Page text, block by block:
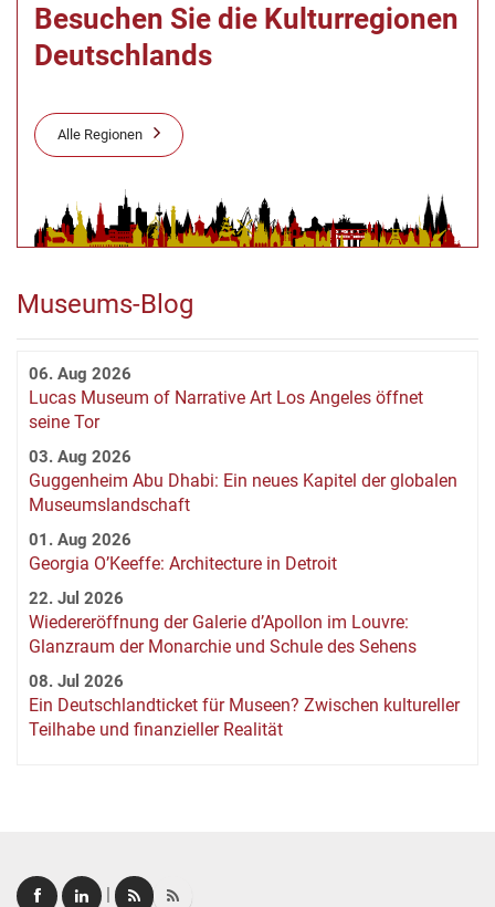
Besuchen Sie die Kulturregionen
Deutschlands
Alle Regionen
Museums-Blog
06. Aug 2026
Lucas Museum of Narrative Art Los Angeles öffnet
seine Tor
03. Aug 2026
Guggenheim Abu Dhabi: Ein neues Kapitel der globalen
Museumslandschaft
01. Aug 2026
Georgia O’Keeffe: Architecture in Detroit
22. Jul 2026
Wiedereröffnung der Galerie d’Apollon im Louvre:
Glanzraum der Monarchie und Schule des Sehens
08. Jul 2026
Ein Deutschlandticket für Museen? Zwischen kultureller
Teilhabe und finanzieller Realität